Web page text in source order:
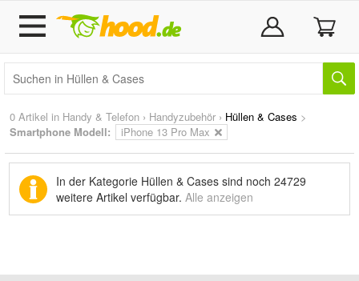
0 Artikel in Handy & Telefon › Handyzubehör › Hüllen & Cases >
Smartphone Modell:
iPhone 13 Pro Max
In der Kategorie Hüllen & Cases sind noch 24729
weitere Artikel verfügbar. Alle anzeigen